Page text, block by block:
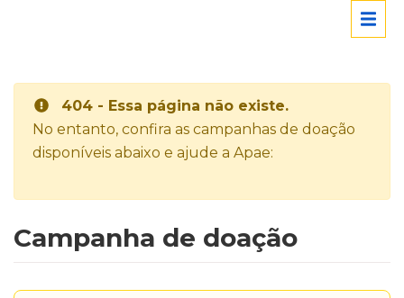
404 - Essa página não existe.
No entanto, confira as campanhas de doação
disponíveis abaixo e ajude a Apae:
Campanha de doação